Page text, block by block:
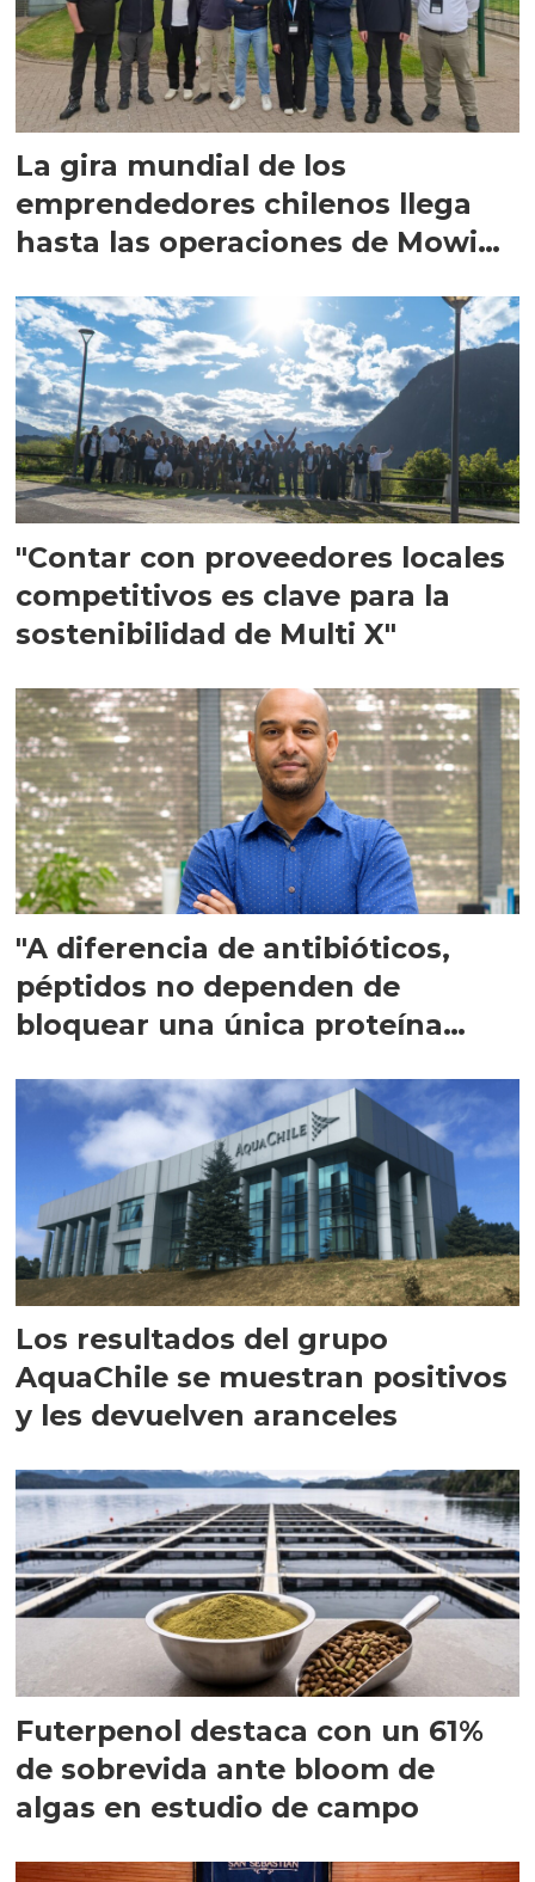
La gira mundial de los
emprendedores chilenos llega
hasta las operaciones de Mowi
"Contar con proveedores locales
competitivos es clave para la
sostenibilidad de Multi X"
"A diferencia de antibióticos,
péptidos no dependen de
bloquear una única proteína
Los resultados del grupo
AquaChile se muestran positivos
y les devuelven aranceles
Futerpenol destaca con un 61%
de sobrevida ante bloom de
algas en estudio de campo